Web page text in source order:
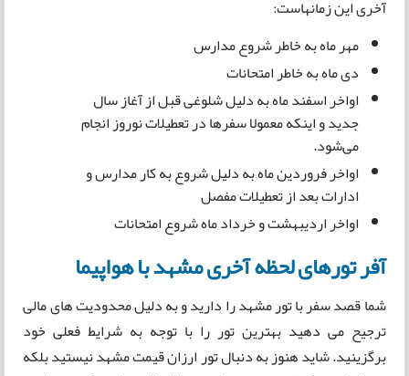
آخری این زمانهاست:
مهر ماه به خاطر شروع مدارس
دی ماه به خاطر امتحانات
اواخر اسفند ماه به دلیل شلوغی قبل از آغاز سال
جدید و اینکه معمولا سفرها در تعطیلات نوروز انجام
می‌شود.
اواخر فروردین ماه به دلیل شروع به کار مدارس و
ادارات بعد از تعطیلات مفصل
اواخر اردیبهشت و خرداد ماه شروع امتحانات
آفر تورهای لحظه آخری مشهد با هواپیما
شما قصد سفر با تور مشهد را دارید و به دلیل محدودیت ‌های مالی
ترجیح می دهید بهترین تور را با توجه به شرایط فعلی خود
برگزینید. شاید هنوز به دنبال تور ارزان قیمت مشهد نیستید بلکه